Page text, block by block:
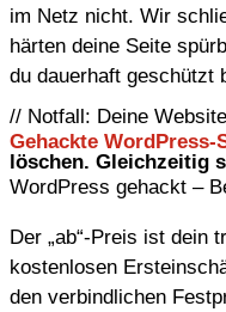
im Netz nicht. Wir
härten deine Seite
du dauerhaft geschützt
// Notfall: Deine
Gehackte WordPress-
löschen. Gleichzeitig
WordPress gehackt –
Der „ab“-Preis ist dein
kostenlosen
den verbindlichen